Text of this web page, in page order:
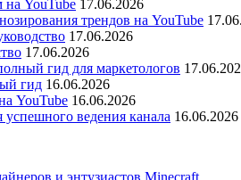
на YouTube 17.06.2026
трендов на YouTube
17.06.2026
17.06.2026
гид для маркетологов
гид 16.06.2026
YouTube 16.06.2026
ведения канала 16.06.2026